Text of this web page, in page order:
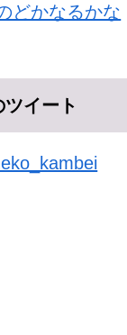
どかなるかな
イート